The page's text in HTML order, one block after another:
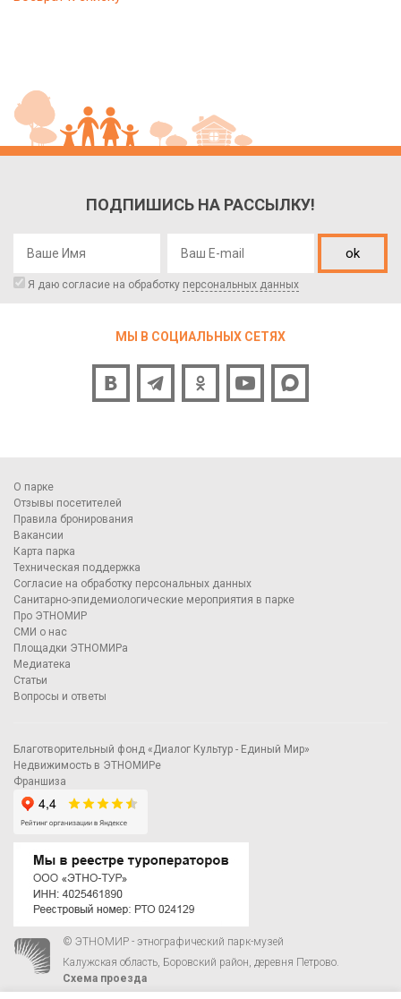
ПОДПИШИСЬ НА РАССЫЛКУ!
ok
Я даю согласие на обработку персональных данных
МЫ В СОЦИАЛЬНЫХ СЕТЯХ
О парке
Отзывы посетителей
Правила бронирования
Вакансии
Карта парка
Техническая поддержка
Согласие на обработку персональных данных
Санитарно-эпидемиологические мероприятия в парке
Про ЭТНОМИР
СМИ о нас
Площадки ЭТНОМИРа
Медиатека
Статьи
Вопросы и ответы
Благотворительный фонд «Диалог Культур - Единый Мир»
Недвижимость в ЭТНОМИРе
Франшиза
© ЭТНОМИР - этнографический парк-музей
Калужская область, Боровский район, деревня Петрово.
Схема проезда